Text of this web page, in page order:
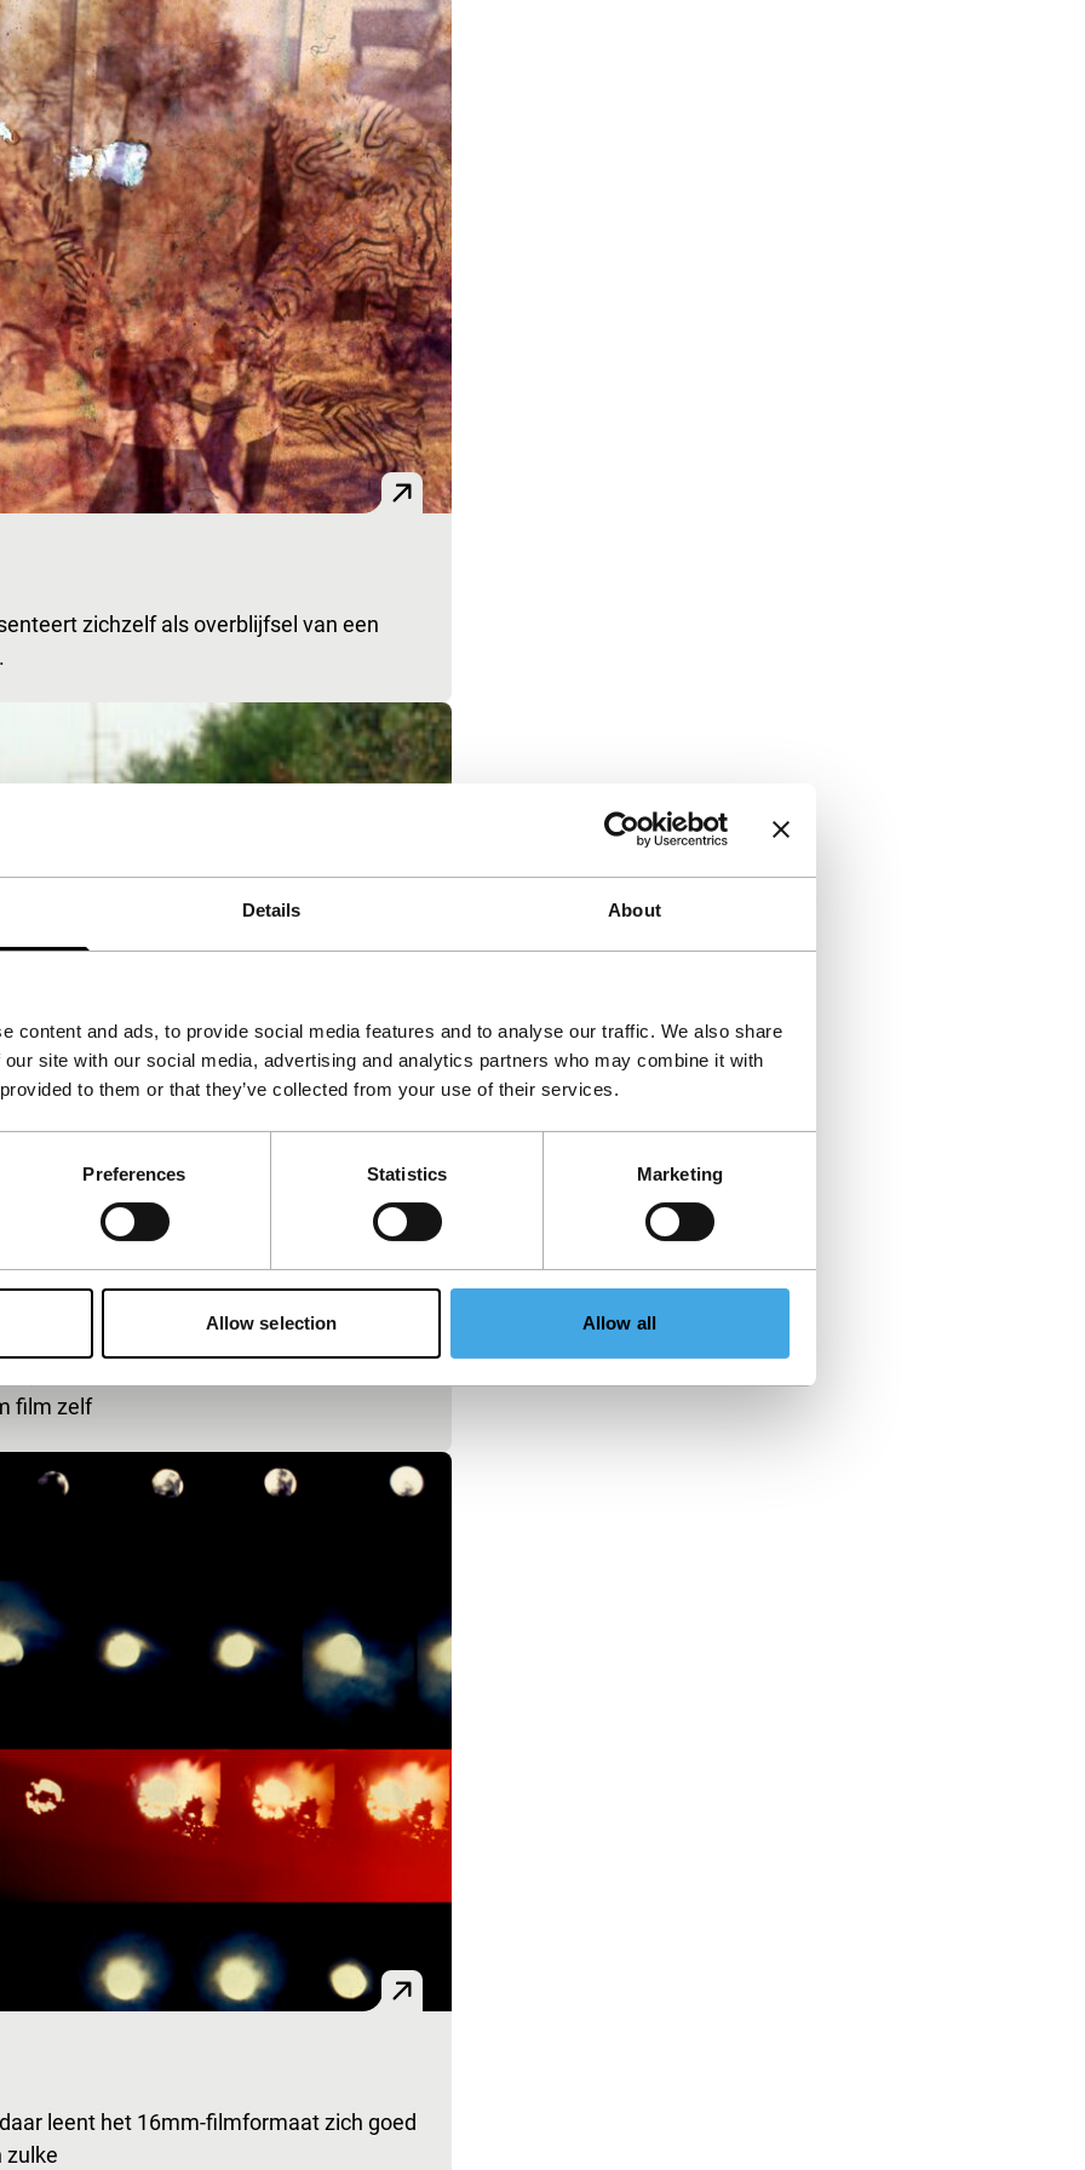
Details About
content and ads, to provide social media features and to analyse our traffic. We also share
site with our social media, advertising and analytics partners who may combine it with
to them or that they’ve collected from your use of their services.
Preferences Statistics Marketing
Allow selection Allow all
zichzelf als overblijfsel van een
film zelf
leent het 16mm-filmformaat zich goed
zulke